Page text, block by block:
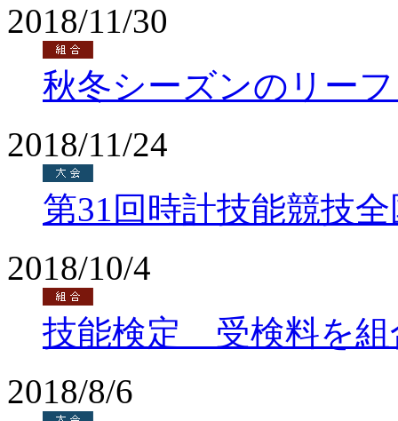
2018/11/30
秋冬シーズンのリー
2018/11/24
第31回時計技能競技
2018/10/4
技能検定 受検料を組
2018/8/6